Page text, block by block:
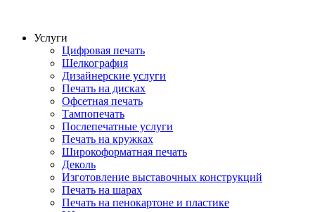
Услуги
Цифровая печать
Шелкография
Дизайнерские услуги
Печать на дисках
Офсетная печать
Тампопечать
Послепечатные услуги
Печать на кружках
Широкоформатная печать
Деколь
Изготовление выставочных конструкций
Печать на шарах
Печать на пенокартоне и пластике